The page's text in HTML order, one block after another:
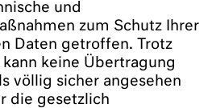
und
zum Schutz Ihrer
Daten getroffen. Trotz
keine Übertragung
völlig sicher angesehen
die gesetzlich